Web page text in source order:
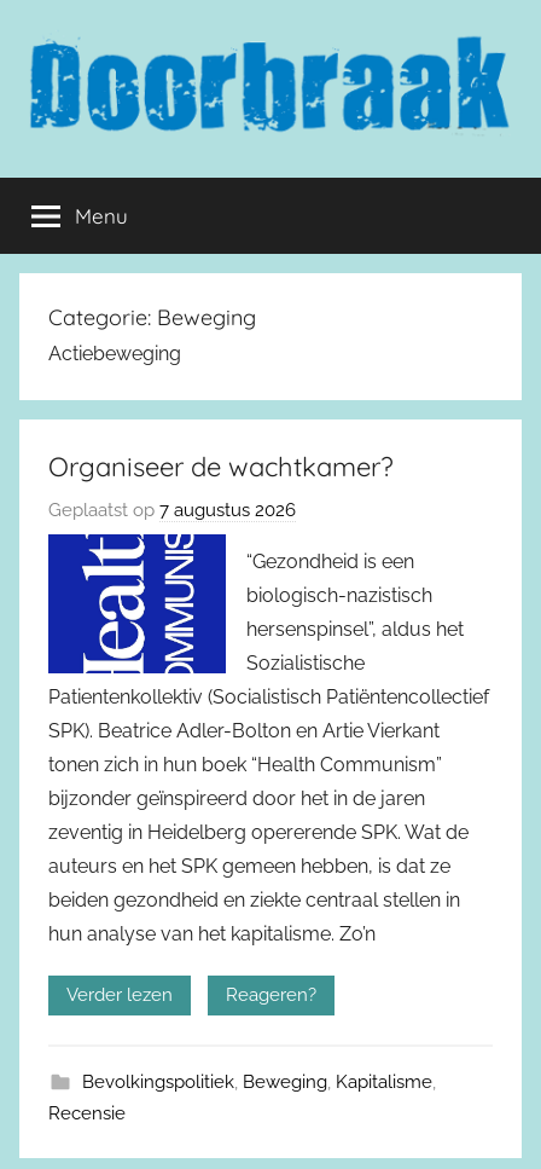
inhoud
springen
Doorbraak.eu
Menu
Categorie: Beweging
Actiebeweging
Organiseer de wachtkamer?
Geplaatst op 7 augustus 2026
“Gezondheid is een
biologisch-nazistisch
hersenspinsel”, aldus het
Sozialistische
Patientenkollektiv (Socialistisch Patiëntencollectief
SPK). Beatrice Adler-Bolton en Artie Vierkant
tonen zich in hun boek “Health Communism”
bijzonder geïnspireerd door het in de jaren
zeventig in Heidelberg opererende SPK. Wat de
auteurs en het SPK gemeen hebben, is dat ze
beiden gezondheid en ziekte centraal stellen in
hun analyse van het kapitalisme. Zo’n
Verder lezen Reageren?
Bevolkingspolitiek, Beweging, Kapitalisme,
Recensie